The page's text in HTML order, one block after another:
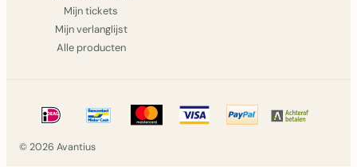
Mijn tickets
Mijn verlanglijst
Alle producten
© 2026 Avantius